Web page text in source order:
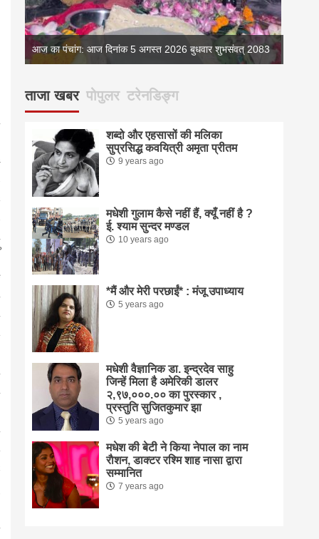
आज का पंचांग: आज दिनांक 5 अगस्त 2026 बुधवार शुभसंवत् 2083
ताजा खबर पोपुलर टरेनडिङ्ग
शब्दो और एहसासों की मलिका
सुप्रसिद्ध कवयित्री अमृता प्रीतम
9 years ago
मधेशी गुलाम कैसे नहीं हैं, क्यूँ नहीं है ?
ई. श्याम सुन्दर मण्डल
10 years ago
*मैं और मेरी परछाईं* : मंजू उपाध्याय
5 years ago
मधेशी वैज्ञानिक डा. इन्द्रदेव साहु
जिन्हें मिला है अमेरिकी डालर
२,९७,०००.०० का पुरस्कार ,
प्रस्तुति सुजितकुमार झा
5 years ago
मधेश की बेटी ने किया नेपाल का नाम
राैशन, डाक्टर रश्मि शाह नासा द्वारा
सम्मानित
7 years ago